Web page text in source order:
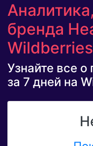
бренда
Wildberries
Узнайте все
за 7 дней на